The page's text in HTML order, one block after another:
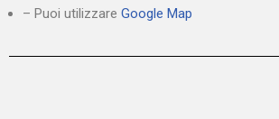
– Puoi utilizzare Google Map